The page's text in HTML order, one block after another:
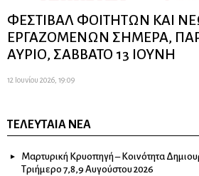
ΦΕΣΤΙΒΑΛ ΦΟΙΤΗΤΩΝ ΚΑΙ
ΕΡΓΑΖΟΜΕΝΩΝ ΣΗΜΕΡΑ,
ΑΥΡΙΟ, ΣΑΒΒΑΤΟ 13 ΙΟΥΝΗ
12 Ιουνίου 2026, 19:09
ΤΕΛΕΥΤΑΊΑ ΝΈΑ
Μαρτυρική Κρυοπηγή – Κοινότητα
Τριήμερο 7,8,9 Αυγούστου 2026